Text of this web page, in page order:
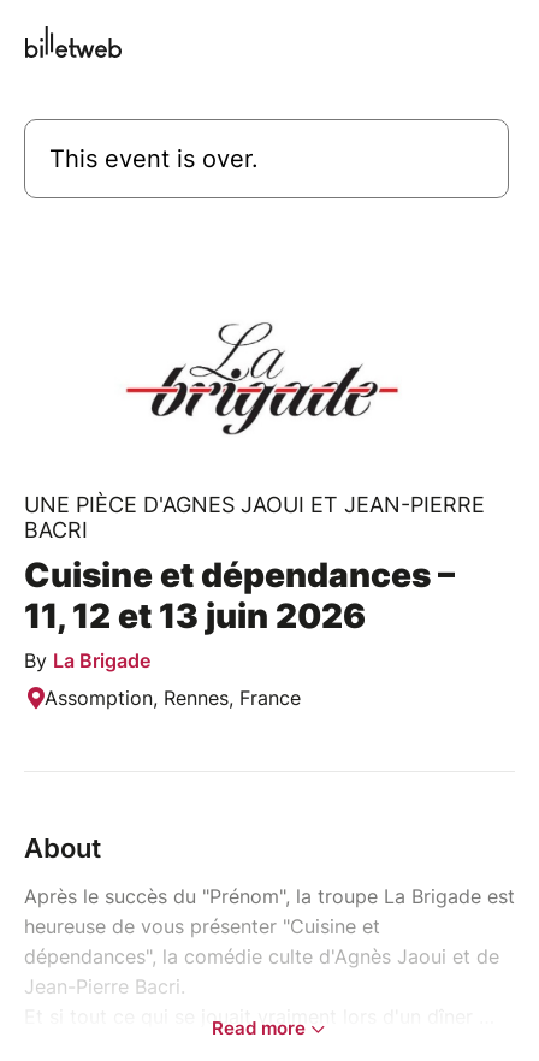
This event is over.
UNE PIÈCE D'AGNES JAOUI ET JEAN-PIERRE
BACRI
Cuisine et dépendances –
11, 12 et 13 juin 2026
By La Brigade
Assomption, Rennes, France
About
Après le succès du "Prénom", la troupe La Brigade est
heureuse de vous présenter "Cuisine et
dépendances", la comédie culte d'Agnès Jaoui et de
Jean-Pierre Bacri.
Et si tout ce qui se jouait vraiment lors d'un dîner …
Read more